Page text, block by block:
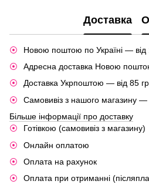
Доставка
Новою поштою по Україні — від
Адресна доставка Новою
Доставка Укрпоштою — від 85
Самовивіз з нашого магазину —
Більше інформації про доставку
Готівкою (самовивіз з магазину)
Онлайн оплатою
Оплата на рахунок
Оплата при отриманні